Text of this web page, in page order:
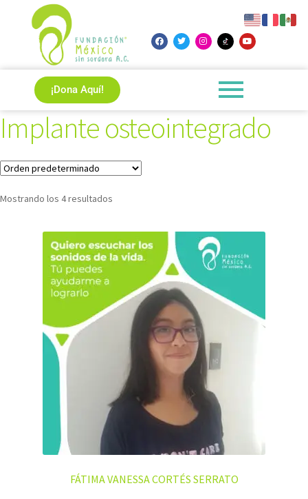
¡Dona Aquí!
Implante osteointegrado
Mostrando los 4 resultados
FÁTIMA VANESSA CORTÉS SERRATO